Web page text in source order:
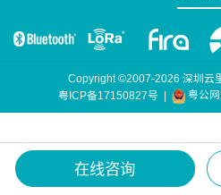
Copyright ©2007-2026 深圳云
粤ICP备17150827号 | 粤公
在线咨询